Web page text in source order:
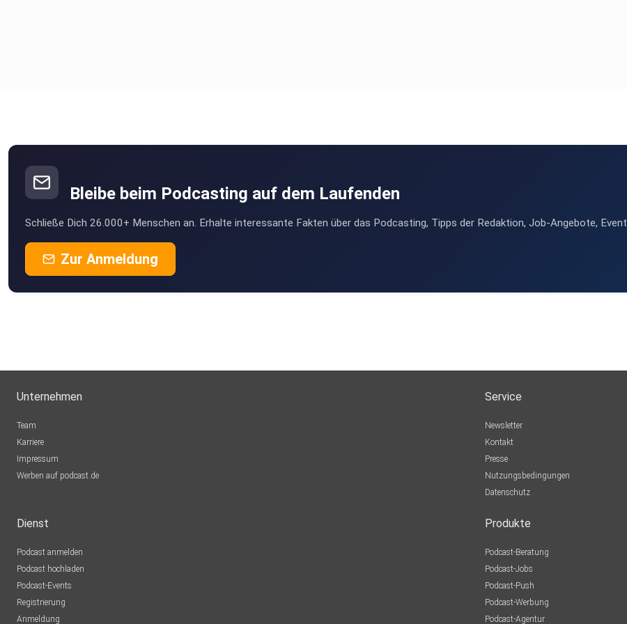
Bleibe beim Podcasting auf dem Laufenden
Schließe Dich 26.000+ Menschen an. Erhalte interessante Fakten über das Podcasting, Tipps der Redaktion, Job-Angebote,
Zur Anmeldung
Unternehmen
Team
Karriere
Impressum
Werben auf podcast.de
Service
Newsletter
Kontakt
Presse
Nutzungsbedingungen
Datenschutz
Dienst
Podcast anmelden
Podcast hochladen
Podcast-Events
Registrierung
Anmeldung
Produkte
Podcast-Beratung
Podcast-Jobs
Podcast-Push
Podcast-Werbung
Podcast-Agentur